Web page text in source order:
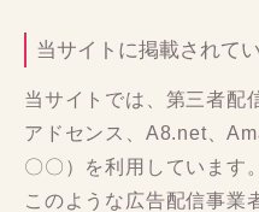
当サイトに掲載されて
当サイトでは、第三者配
アドセンス、A8.net、
〇〇）を利用しています。
このような広告配信事業